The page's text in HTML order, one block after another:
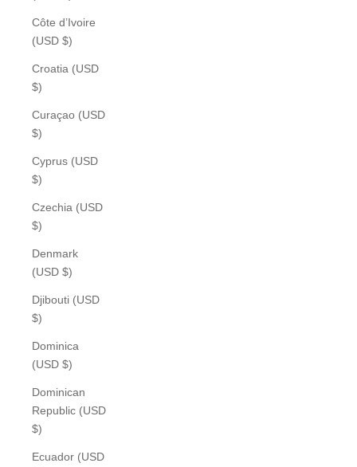
Côte d’Ivoire
(USD $)
Croatia (USD
$)
Curaçao (USD
$)
Cyprus (USD
$)
Czechia (USD
$)
Denmark
(USD $)
Djibouti (USD
$)
Dominica
(USD $)
Dominican
Republic (USD
$)
Ecuador (USD